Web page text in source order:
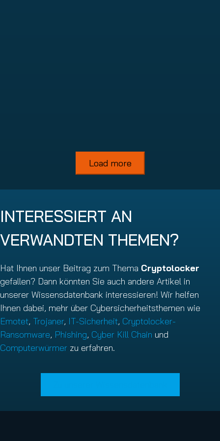
Load more
INTERESSIERT AN
VERWANDTEN THEMEN?
Hat Ihnen unser Beitrag zum Thema Cryptolocker
gefallen? Dann könnten Sie auch andere Artikel in
unserer Wissensdatenbank interessieren! Wir helfen
Ihnen dabei, mehr über Cybersicherheitsthemen wie
Emotet, Trojaner, IT-Sicherheit, Cryptolocker-
Ransomware, Phishing, Cyber Kill Chain und
Computerwürmer zu erfahren.